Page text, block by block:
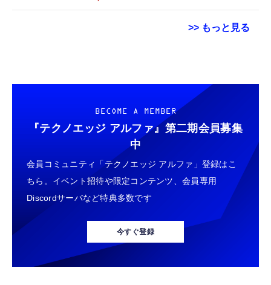
>> もっと見る
￥949
タイプc 寝ホンイヤホン 寝ホン type-c 有線
睡眠用イヤホン 【音質強化バージョン
iPhone 15/16/17対応】横向きに寝ると耳が圧
迫されない ソフトシリコンで柔らかい 超軽量
超小型 外部ノイズ遮断 音質良い リモコン マ
イク付き 安眠 仕事 勉強 通勤通学最適（黑-
￥2,199
Lightning to 3.5mm イヤホンジャック 変換
MFi認証 【ハイレゾ音質】 内蔵DAC 遅延な
し 48ビット/96KHz 音量調節対応
ート、ナビゲーション用汎用マウントユニバ
￥488
エレコム カーチャージャー シガーソケット
24W (1ポート最大12W) USB-A ×2 【 iPhone
13 / 12 / SE (第2世代) / Android 対応 】 ブラ
ック EC-DC03BK
￥790
ドライブレコーダー 前後カメラ ドラレコ 4K
UHD 800万画素 SONY製STARVIS 2センサー
搭載 2160P超 超強暗視 GPS内蔵
リスタルストーンオルゴンペンダント付き7チ
￥4,018
EIZO ビジネス向けプレミアムモニター |
FlexScan EV2740X-WT | 27.0型4K UHD・
USB Type-C・ホワイト
￥109,572
EIZO ビジネス向けプレミアムモニター |
FlexScan EV3240X-WT | 31.5型4K UHD・
USB Type-C・ホワイト
BECOME A MEMBER
『テクノエッジ アルファ』 第二期会員募集
中
会員コミュニティ「テクノエッジ アルファ」登録はこ
ちら。イベント招待や限定コンテンツ、会員専用
Discordサーバなど特典多数です
今すぐ登録